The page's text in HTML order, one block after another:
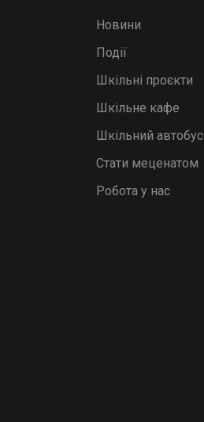
Новини
Події
Шкільні проєкти
Шкільне кафе
Шкільний автобус
Стати меценатом
Робота у нас